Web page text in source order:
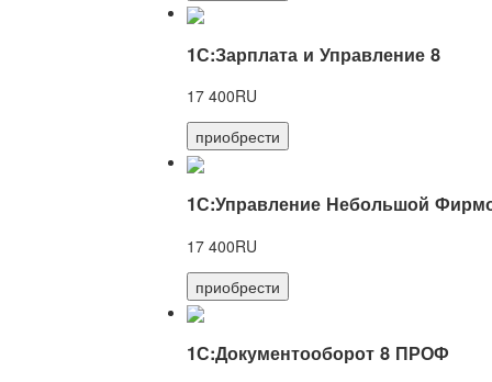
1С:Зарплата и Управление 8
17 400RU
приобрести
1С:Управление Небольшой
17 400RU
приобрести
1С:Документооборот 8 ПРОФ